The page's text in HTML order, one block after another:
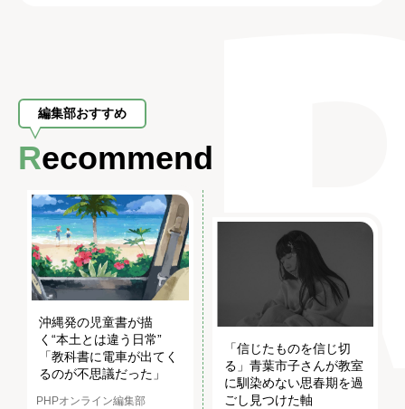
編集部おすすめ
Recommend
沖縄発の児童書が描
く“本土とは違う日常”
「教科書に電車が出てく
るのが不思議だった」
PHPオンライン編集部
「信じたものを信じ切
る」青葉市子さんが教室
に馴染めない思春期を過
ごし見つけた軸